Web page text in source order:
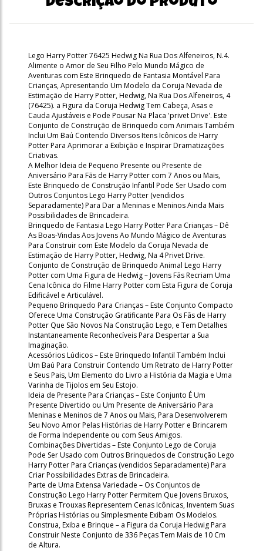
Descrição do produto
Lego Harry Potter 76425 Hedwig Na Rua Dos Alfeneiros, N.4.
Alimente o Amor de Seu Filho Pelo Mundo Mágico de
Aventuras com Este Brinquedo de Fantasia Montável Para
Crianças, Apresentando Um Modelo da Coruja Nevada de
Estimação de Harry Potter, Hedwig, Na Rua Dos Alfeneiros, 4
(76425). a Figura da Coruja Hedwig Tem Cabeça, Asas e
Cauda Ajustáveis e Pode Pousar Na Placa 'privet Drive'. Este
Conjunto de Construção de Brinquedo com Animais Também
Inclui Um Baú Contendo Diversos Itens Icônicos de Harry
Potter Para Aprimorar a Exibição e Inspirar Dramatizações
Criativas.
A Melhor Ideia de Pequeno Presente ou Presente de
Aniversário Para Fãs de Harry Potter com 7 Anos ou Mais,
Este Brinquedo de Construção Infantil Pode Ser Usado com
Outros Conjuntos Lego Harry Potter (vendidos
Separadamente) Para Dar a Meninas e Meninos Ainda Mais
Possibilidades de Brincadeira.
Brinquedo de Fantasia Lego Harry Potter Para Crianças – Dê
As Boas-Vindas Aos Jovens Ao Mundo Mágico de Aventuras
Para Construir com Este Modelo da Coruja Nevada de
Estimação de Harry Potter, Hedwig, Na 4 Privet Drive.
Conjunto de Construção de Brinquedo Animal Lego Harry
Potter com Uma Figura de Hedwig – Jovens Fãs Recriam Uma
Cena Icônica do Filme Harry Potter com Esta Figura de Coruja
Edificável e Articulável.
Pequeno Brinquedo Para Crianças – Este Conjunto Compacto
Oferece Uma Construção Gratificante Para Os Fãs de Harry
Potter Que São Novos Na Construção Lego, e Tem Detalhes
Instantaneamente Reconhecíveis Para Despertar a Sua
Imaginação.
Acessórios Lúdicos – Este Brinquedo Infantil Também Inclui
Um Baú Para Construir Contendo Um Retrato de Harry Potter
e Seus Pais, Um Elemento do Livro a História da Magia e Uma
Varinha de Tijolos em Seu Estojo.
Ideia de Presente Para Crianças – Este Conjunto É Um
Presente Divertido ou Um Presente de Aniversário Para
Meninas e Meninos de 7 Anos ou Mais, Para Desenvolverem
Seu Novo Amor Pelas Histórias de Harry Potter e Brincarem
de Forma Independente ou com Seus Amigos.
Combinações Divertidas – Este Conjunto Lego de Coruja
Pode Ser Usado com Outros Brinquedos de Construção Lego
Harry Potter Para Crianças (vendidos Separadamente) Para
Criar Possibilidades Extras de Brincadeira.
Parte de Uma Extensa Variedade – Os Conjuntos de
Construção Lego Harry Potter Permitem Que Jovens Bruxos,
Bruxas e Trouxas Representem Cenas Icônicas, Inventem Suas
Próprias Histórias ou Simplesmente Exibam Os Modelos.
Construa, Exiba e Brinque – a Figura da Coruja Hedwig Para
Construir Neste Conjunto de 336 Peças Tem Mais de 10 Cm
de Altura.